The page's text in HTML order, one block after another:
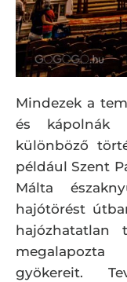
Mindezek a
és kápolnák
különböző
például Szent
Málta
hajótörést
hajózhatatlan
gyökereit.